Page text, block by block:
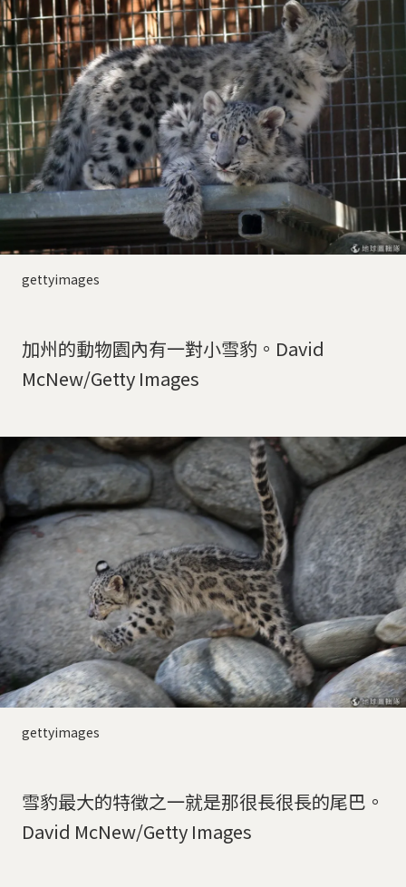
gettyimages
加州的動物園內有一對小雪豹。David
McNew/Getty Images
gettyimages
雪豹最大的特徵之一就是那很長很長的尾巴。
David McNew/Getty Images